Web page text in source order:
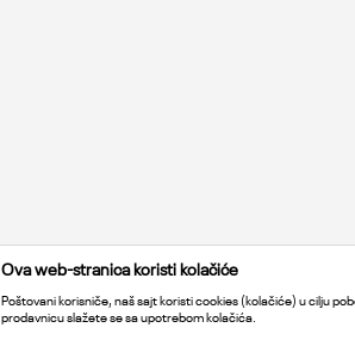
Ova web-stranica koristi kolačiće
Poštovani korisniče, naš sajt koristi cookies (kolačiće) u cilju
prodavnicu slažete se sa upotrebom kolačića.